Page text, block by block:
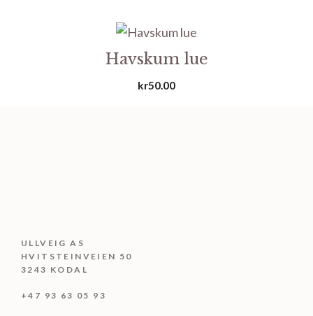
Havskum lue
kr50.00
ULLVEIG AS
HVITSTEINVEIEN 50
3243 KODAL
+47 93 63 05 93